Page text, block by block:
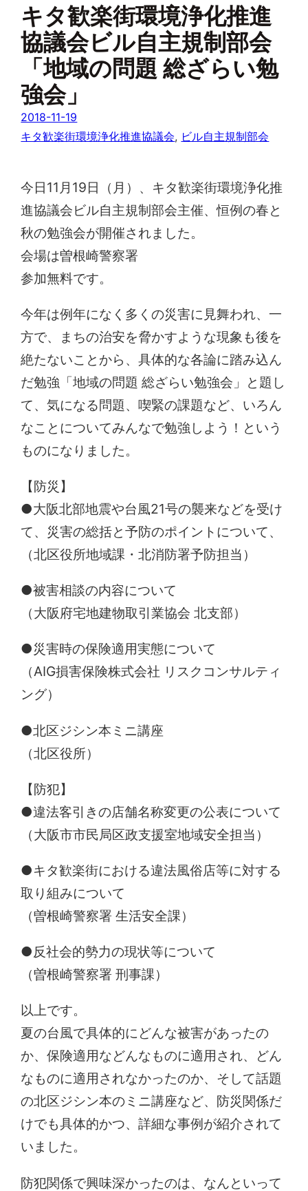
キタ歓楽街環境浄化推進
協議会ビル自主規制部会
「地域の問題 総ざらい勉
強会」
2018-11-19
キタ歓楽街環境浄化推進協議会, ビル自主規制部会
今日11月19日（月）、キタ歓楽街環境浄化推
進協議会ビル自主規制部会主催、恒例の春と
秋の勉強会が開催されました。
会場は曽根崎警察署
参加無料です。
今年は例年になく多くの災害に見舞われ、一
方で、まちの治安を脅かすような現象も後を
絶たないことから、具体的な各論に踏み込ん
だ勉強「地域の問題 総ざらい勉強会」と題し
て、気になる問題、喫緊の課題など、いろん
なことについてみんなで勉強しよう！という
ものになりました。
【防災】
●大阪北部地震や台風21号の襲来などを受け
て、災害の総括と予防のポイントについて、
（北区役所地域課・北消防署予防担当）
●被害相談の内容について
（大阪府宅地建物取引業協会 北支部）
●災害時の保険適用実態について
（AIG損害保険株式会社 リスクコンサルティ
ング）
●北区ジシン本ミニ講座
（北区役所）
【防犯】
●違法客引きの店舗名称変更の公表について
（大阪市市民局区政支援室地域安全担当）
●キタ歓楽街における違法風俗店等に対する
取り組みについて
（曽根崎警察署 生活安全課）
●反社会的勢力の現状等について
（曽根崎警察署 刑事課）
以上です。
夏の台風で具体的にどんな被害があったの
か、保険適用などんなものに適用され、どん
なものに適用されなかったのか、そして話題
の北区ジシン本のミニ講座など、防災関係だ
けでも具体的かつ、詳細な事例が紹介されて
いました。
防犯関係で興味深かったのは、なんといって